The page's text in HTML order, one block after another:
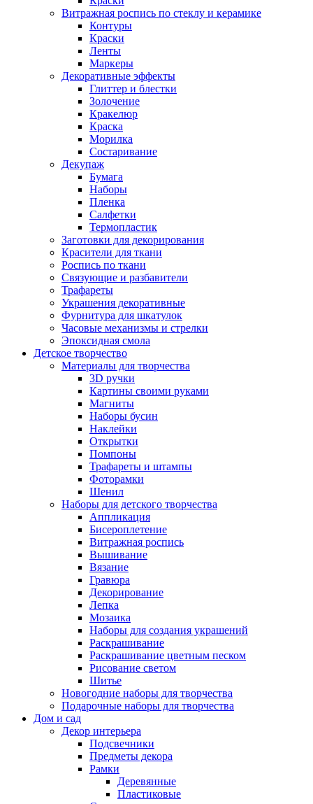
Витражная роспись по стеклу и керамике
Контуры
Краски
Ленты
Маркеры
Декоративные эффекты
Глиттер и блестки
Золочение
Кракелюр
Краска
Морилка
Состаривание
Декупаж
Бумага
Наборы
Пленка
Салфетки
Термопластик
Заготовки для декорирования
Красители для ткани
Роспись по ткани
Связующие и разбавители
Трафареты
Украшения декоративные
Фурнитура для шкатулок
Часовые механизмы и стрелки
Эпоксидная смола
Детское творчество
Материалы для творчества
3D ручки
Картины своими руками
Магниты
Наборы бусин
Наклейки
Открытки
Помпоны
Трафареты и штампы
Фоторамки
Шенил
Наборы для детского творчества
Аппликация
Бисероплетение
Витражная роспись
Вышивание
Вязание
Гравюра
Декорирование
Лепка
Мозаика
Наборы для создания украшений
Раскрашивание
Раскрашивание цветным песком
Рисование светом
Шитье
Новогодние наборы для творчества
Подарочные наборы для творчества
Дом и сад
Декор интерьера
Подсвечники
Предметы декора
Рамки
Деревянные
Пластиковые